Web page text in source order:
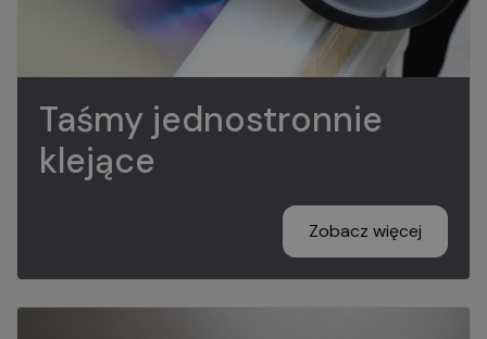
Taśmy jednostronnie
klejące
Zobacz więcej